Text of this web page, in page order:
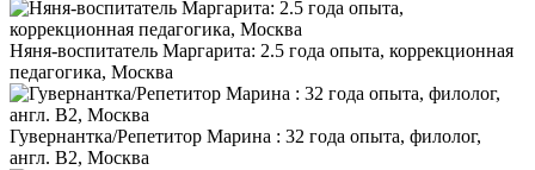
Няня-воспитатель Маргарита: 2.5 года опыта, коррекционная
педагогика, Москва
Гувернантка/Репетитор Марина : 32 года опыта, филолог,
англ. B2, Москва